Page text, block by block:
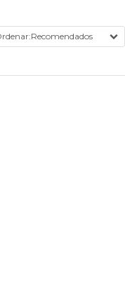
Recomendados